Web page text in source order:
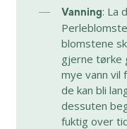
Vanning: La
blomstene
gjerne tørke
mye vann
de kan bli
dessuten
fuktig over